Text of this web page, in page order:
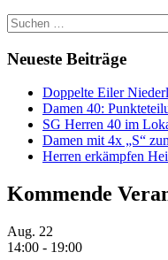
Suchen
nach:
Neueste Beiträge
Doppelte Eiler
Damen 40:
SG Herren 40 im
Damen mit 4x „S“
Herren erkämpfen
Kommende
Aug. 22
14:00 - 19:00